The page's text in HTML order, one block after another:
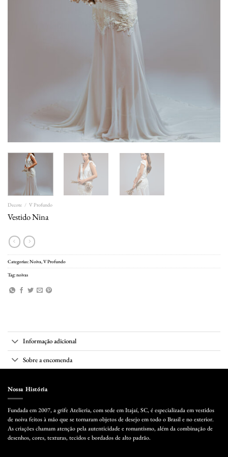
Decote / V Profundo
Vestido Nina
Categorias:Noiva V Profundo
Tag:noivas
Informação adicional
Sobre a encomenda
Nossa História
Fundada em 2007, a grife Atelieria, com sede em Itajaí, SC, é especializada em vestidos
de noiva feitos à mão que se tornaram objetos de desejo em todo o Brasil e no exterior.
As criações chamam atenção pela autenticidade e romantismo, além da combinação de
desenhos, cores, texturas, tecidos e bordados de alto padrão.